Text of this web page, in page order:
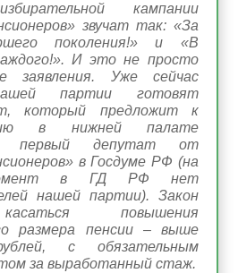
кампании
звучат так: «За
поколения!» и «В
И это не просто
заявления. Уже сейчас
партии готовят
который предложит к
в нижней палате
первый депутат от
в Госдуме РФ (на
в ГД РФ нет
нашей партии). Закон
повышения
размера пенсии – выше
с обязательным
за выработанный стаж.